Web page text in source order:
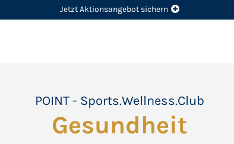
Jetzt Aktionsangebot sichern
Gesundheit
POINT - Sports.Wellness.Club